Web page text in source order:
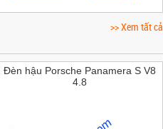
>> Xem tất cả
Đèn hậu Porsche Panamera S V8
4.8